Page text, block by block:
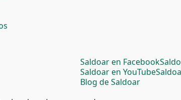
Saldoar en Facebook
Saldoar en YouTube
Blog de Saldoar